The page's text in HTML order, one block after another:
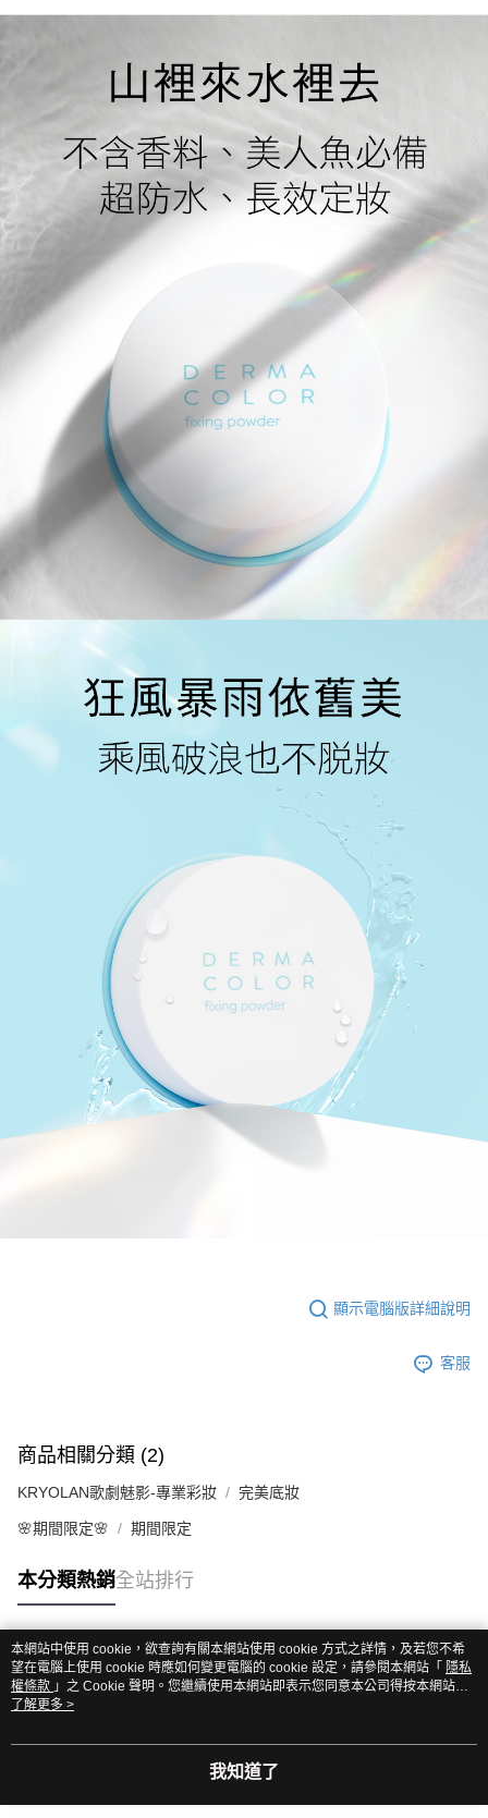
顯示電腦版詳細說明
客服
商品相關分類 (2)
KRYOLAN歌劇魅影-專業彩妝 完美底妝
🌸期間限定🌸 期間限定
本分類熱銷全站排行
熱門標籤
本網站中使用 cookie，欲查詢有關本網站使用 cookie 方式之詳情，及若您不希
望在電腦上使用 cookie 時應如何變更電腦的 cookie 設定，請參閱本網站「 隱私
權條款 」之 Cookie 聲明。您繼續使用本網站即表示您同意本公司得按本網站使
用條款之 Cookie 聲明使用 cookie。
了解更多 >
我知道了